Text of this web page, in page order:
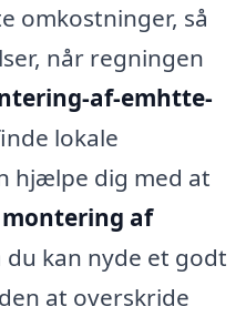
omkostninger, så
når regningen
af-emhtte-
lokale
hjælpe dig med at
montering af
du kan nyde et godt
at overskride